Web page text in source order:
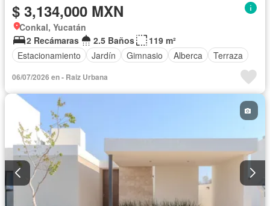
$ 3,134,000 MXN
Conkal, Yucatán
2 Recámaras
2.5 Baños
119 m²
Estacionamiento
Jardín Gimnasio Alberca Terraza
06/07/2026 en - Raiz Urbana